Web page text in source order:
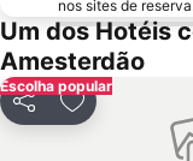
Zaanse Schans
Mercado das flores
De Wallen - o Bairro da Luz
Zuidoost
nos sites de
Um dos Hotéis
Amesterdão
Escolha popular
PartilharAdicionar